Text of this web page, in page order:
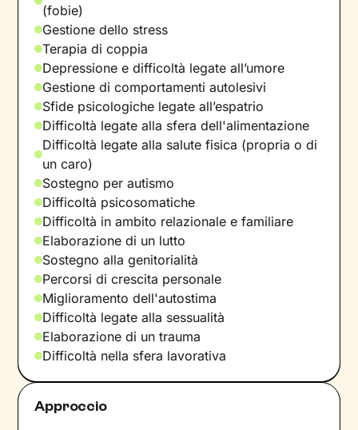
(fobie)
Gestione dello stress
Terapia di coppia
Depressione e difficoltà legate all’umore
Gestione di comportamenti autolesivi
Sfide psicologiche legate all’espatrio
Difficoltà legate alla sfera dell'alimentazione
Difficoltà legate alla salute fisica (propria o di
un caro)
Sostegno per autismo
Difficoltà psicosomatiche
Difficoltà in ambito relazionale e familiare
Elaborazione di un lutto
Sostegno alla genitorialità
Percorsi di crescita personale
Miglioramento dell'autostima
Difficoltà legate alla sessualità
Elaborazione di un trauma
Difficoltà nella sfera lavorativa
Approccio